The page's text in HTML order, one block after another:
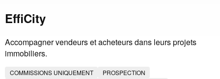
EffiCity
Accompagner vendeurs et acheteurs dans leurs projets
immobiliers.
COMMISSIONS UNIQUEMENT
PROSPECTION